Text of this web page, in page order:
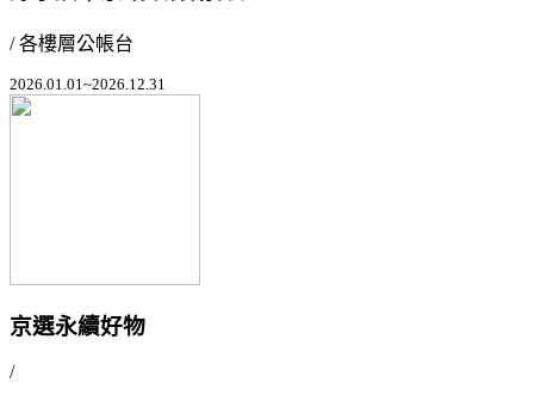
/ 各樓層公帳台
2026.01.01~2026.12.31
京選永續好物
/